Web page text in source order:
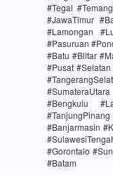
#Tegal
#JawaTimur
#Lamongan
#Pasuruan
#Batu #Blitar
#Pusat
#Bengkulu
#Banjarmasin
#Gorontalo
#Batam